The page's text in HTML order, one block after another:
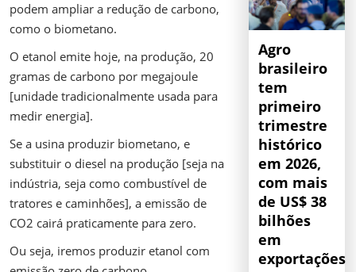
podem ampliar a redução de carbono,
como o biometano.
O etanol emite hoje, na produção, 20
gramas de carbono por megajoule
[unidade tradicionalmente usada para
medir energia].
Se a usina produzir biometano, e
substituir o diesel na produção [seja na
indústria, seja como combustível de
tratores e caminhões], a emissão de
CO2 cairá praticamente para zero.
Ou seja, iremos produzir etanol com
Agro
brasileiro
tem
primeiro
trimestre
histórico
em 2026,
com mais
de US$ 38
bilhões
em
exportações